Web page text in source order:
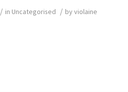
/ in Uncategorised / byviolaine